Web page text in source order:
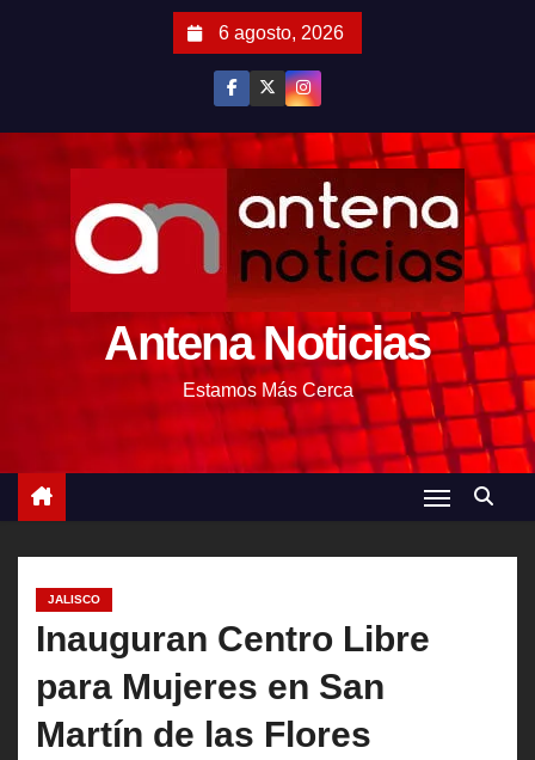
6 agosto, 2026
Antena Noticias
Estamos Más Cerca
JALISCO
Inauguran Centro Libre
para Mujeres en San
Martín de las Flores